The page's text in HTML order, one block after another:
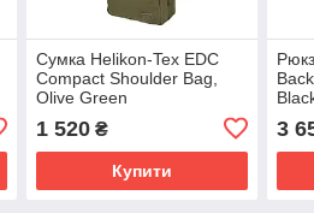
Сумка Helikon-Tex EDC
Compact Shoulder Bag,
Olive Green
1 520₴
Купити
3